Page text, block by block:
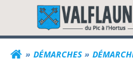
contenu
DÉMARCHES